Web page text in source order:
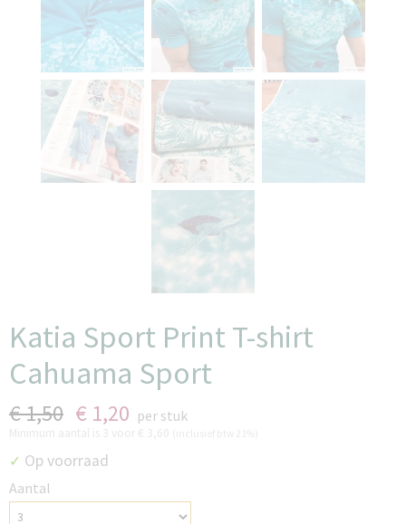
Katia Sport Print T-shirt
Cahuama Sport
€ 1,50 € 1,20 per stuk
✓ Op voorraad
Aantal